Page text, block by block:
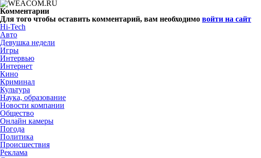
Комментарии
Для того чтобы оставить комментарий, вам необходимо войти на сайт
Hi-Tech
Авто
Девушка недели
Игры
Интервью
Интернет
Кино
Криминал
Культура
Наука, образование
Новости компании
Общество
Онлайн камеры
Погода
Политика
Происшествия
Реклама